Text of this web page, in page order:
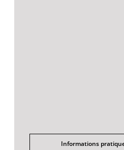
Informations